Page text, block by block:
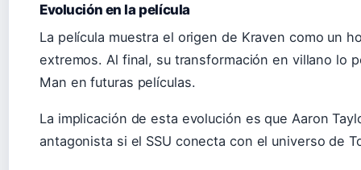
Evolución en la película
La película muestra el origen de Kraven como un
extremos. Al final, su transformación en villano lo
Man en futuras películas.
La implicación de esta evolución es que Aaron
antagonista si el SSU conecta con el universo de